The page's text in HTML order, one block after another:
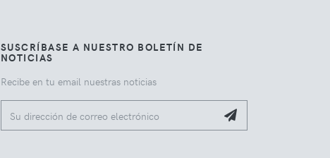
SUSCRÍBASE A NUESTRO BOLETÍN DE
NOTICIAS
Recibe en tu email nuestras noticias